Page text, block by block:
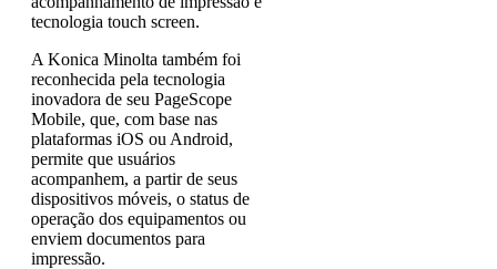
tecnologia touch screen.
A Konica Minolta também foi
reconhecida pela tecnologia
inovadora de seu PageScope
Mobile, que, com base nas
plataformas iOS ou Android,
permite que usuários
acompanhem, a partir de seus
dispositivos móveis, o status de
operação dos equipamentos ou
enviem documentos para
impressão.